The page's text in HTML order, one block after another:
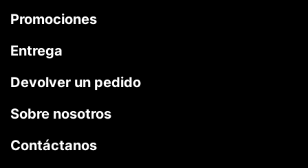
Promociones
Entrega
Devolver un pedido
Sobre nosotros
Contáctanos